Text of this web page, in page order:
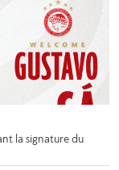
la signature du